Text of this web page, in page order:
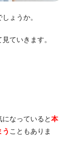
ょうか。
ていきます。
なっていると本
こともありま